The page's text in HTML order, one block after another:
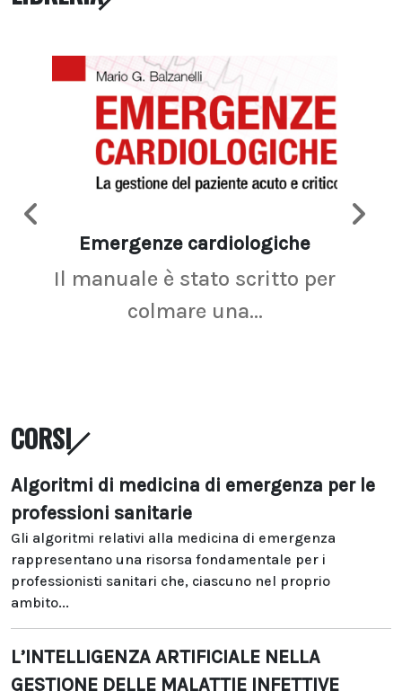
Emergenze cardiologiche
Il manuale è stato scritto per
colmare una...
CORSI
Algoritmi di medicina di emergenza per le
professioni sanitarie
Gli algoritmi relativi alla medicina di emergenza
rappresentano una risorsa fondamentale per i
professionisti sanitari che, ciascuno nel proprio
ambito...
L’INTELLIGENZA ARTIFICIALE NELLA
GESTIONE DELLE MALATTIE INFETTIVE